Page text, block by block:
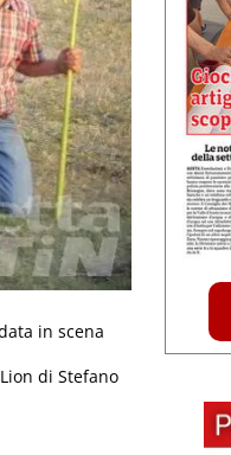
in scena
di Stefano